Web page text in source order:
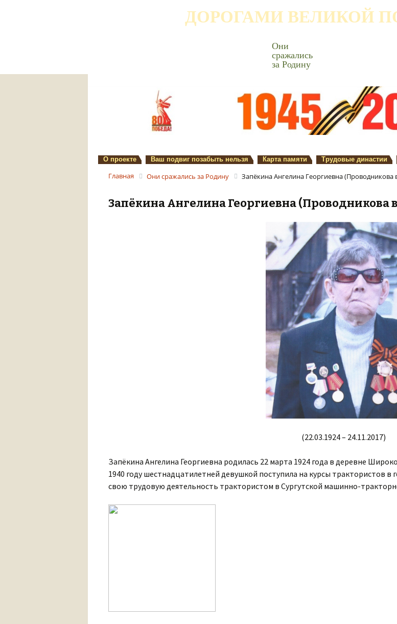
ДОРОГАМИ ВЕЛИКОЙ
Они
сражались
за Родину
О проекте Ваш подвиг позабыть нельзя Карта памяти Трудовые династии
Главная Они сражались за Родину Запёкина Ангелина Георгиевна (Проводникова
Запёкина Ангелина Георгиевна (Проводникова
(22.03.1924 – 24.11.2017)
Запёкина Ангелина Георгиевна родилась 22 марта 1924 года в деревне
1940 году шестнадцатилетней девушкой поступила на курсы трактористов в
свою трудовую деятельность трактористом в Сургутской машинно-